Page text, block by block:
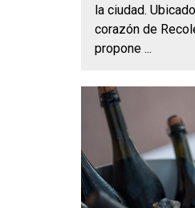
la ciudad.
corazón de
propone ...